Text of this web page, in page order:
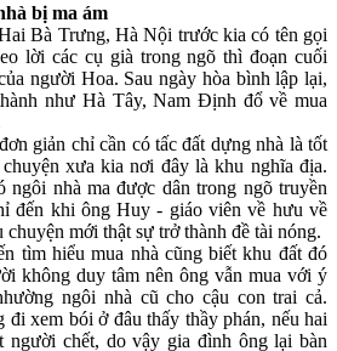
bị ma ám
Bà Trưng, Hà Nội trước kia có tên gọi
lời các cụ già trong ngõ thì đoạn cuối
người Hoa. Sau ngày hòa bình lập lại,
như Hà Tây, Nam Định đổ về mua
giản chỉ cần có tấc đất dựng nhà là tốt
xưa kia nơi đây là khu nghĩa địa.
ngôi nhà ma được dân trong ngõ truyền
đến khi ông Huy - giáo viên về hưu về
chuyện mới thật sự trở thành đề tài nóng.
tìm hiểu mua nhà cũng biết khu đất đó
không duy tâm nên ông vẫn mua với ý
ngôi nhà cũ cho cậu con trai cả.
xem bói ở đâu thấy thầy phán, nếu hai
người chết, do vậy gia đình ông lại bàn